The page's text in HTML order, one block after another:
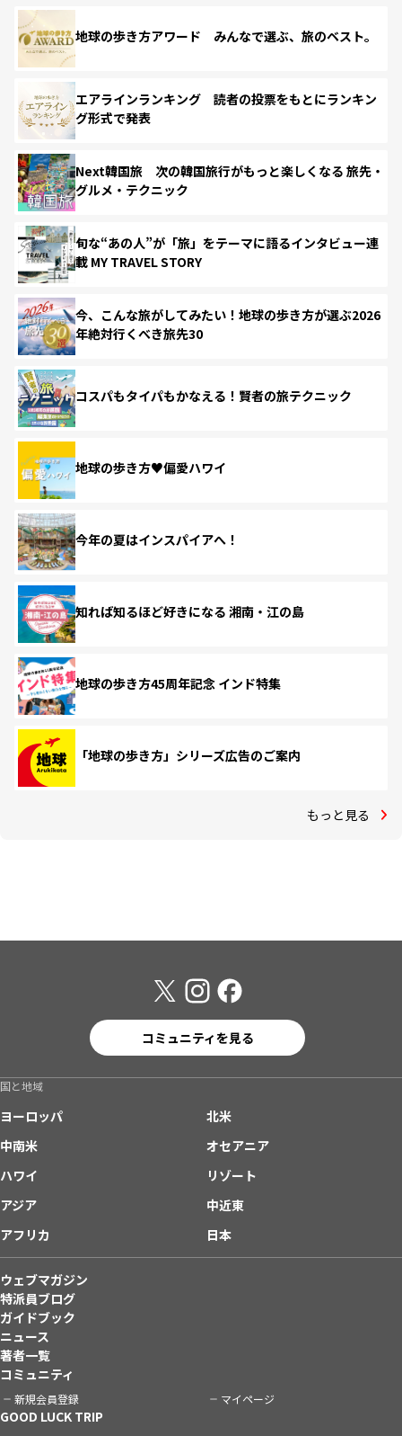
地球の歩き方アワード みんなで選ぶ、旅のベスト。
エアラインランキング 読者の投票をもとにランキン
グ形式で発表
Next韓国旅 次の韓国旅行がもっと楽しくなる 旅先・
グルメ・テクニック
旬な“あの人”が「旅」をテーマに語るインタビュー連
載 MY TRAVEL STORY
今、こんな旅がしてみたい！地球の歩き方が選ぶ2026
年絶対行くべき旅先30
コスパもタイパもかなえる！賢者の旅テクニック
地球の歩き方♥偏愛ハワイ
今年の夏はインスパイアへ！
知れば知るほど好きになる 湘南・江の島
地球の歩き方45周年記念 インド特集
「地球の歩き方」シリーズ広告のご案内
もっと見る
コミュニティを見る
国と地域
ヨーロッパ
北米
中南米
オセアニア
ハワイ
リゾート
アジア
中近東
アフリカ
日本
ウェブマガジン
特派員ブログ
ガイドブック
ニュース
著者一覧
コミュニティ
新規会員登録 マイページ
GOOD LUCK TRIP